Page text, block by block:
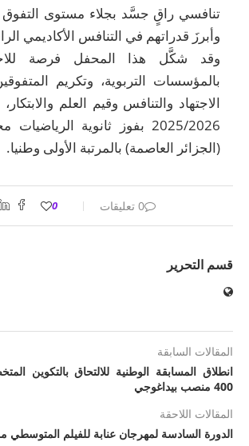
تنافسي راقٍ جسَّد بجلاء مستوى التفوق
وأبرزَ قدراتهم في التنافس الأكاديمي
وقد شكَّل هذا المحفل فرصة
بالمؤسسات التربوية، وتكريم
الاجتهاد والتنافس وقيم العلم
2025/2026 بفوز ثانوية
(الجزائر العاصمة) بالمرتبة الأولى وطنيا.
0 تعليقات 0
قسم التحرير
المقالات السابقة
انطلاق المسابقة الوطنية للالتحاق بالتكوين
400 منصب بيداغوجي
المقالات اللاحقة
الدورة السادسة لمهرجان عنابة للفيلم المتوسطي من 24 إلى 30 أفريل